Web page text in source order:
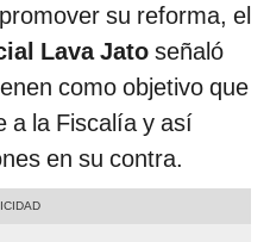
su reforma, el
Lava Jato señaló
como objetivo que
a la Fiscalía y así
en su contra.